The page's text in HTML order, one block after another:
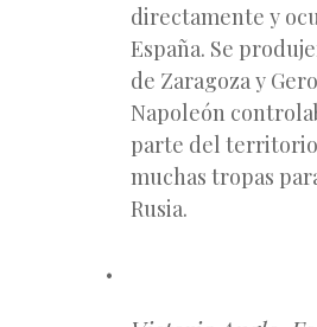
directamente y
España. Se
de Zaragoza y
Napoleón
parte del
muchas tropas
Rusia.